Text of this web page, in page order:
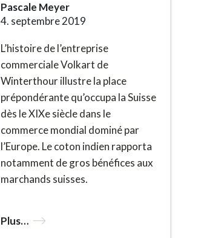
Pascale Meyer
4. septembre 2019
L’histoire de l’entreprise
commerciale Volkart de
Winterthour illustre la place
prépondérante qu’occupa la Suisse
dès le XIXe siècle dans le
commerce mondial dominé par
l’Europe. Le coton indien rapporta
notamment de gros bénéfices aux
marchands suisses.
Plus…